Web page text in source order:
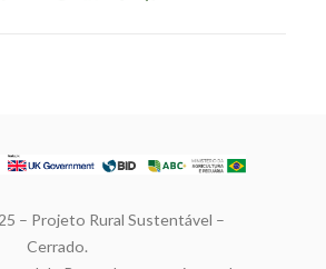
– Projeto Rural Sustentável –
Cerrado.